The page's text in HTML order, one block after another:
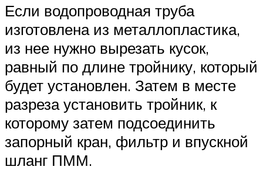
Если водопроводная труба
изготовлена из металлопластика,
из нее нужно вырезать кусок,
равный по длине тройнику, который
будет установлен. Затем в месте
разреза установить тройник, к
которому затем подсоединить
запорный кран, фильтр и впускной
шланг ПММ.